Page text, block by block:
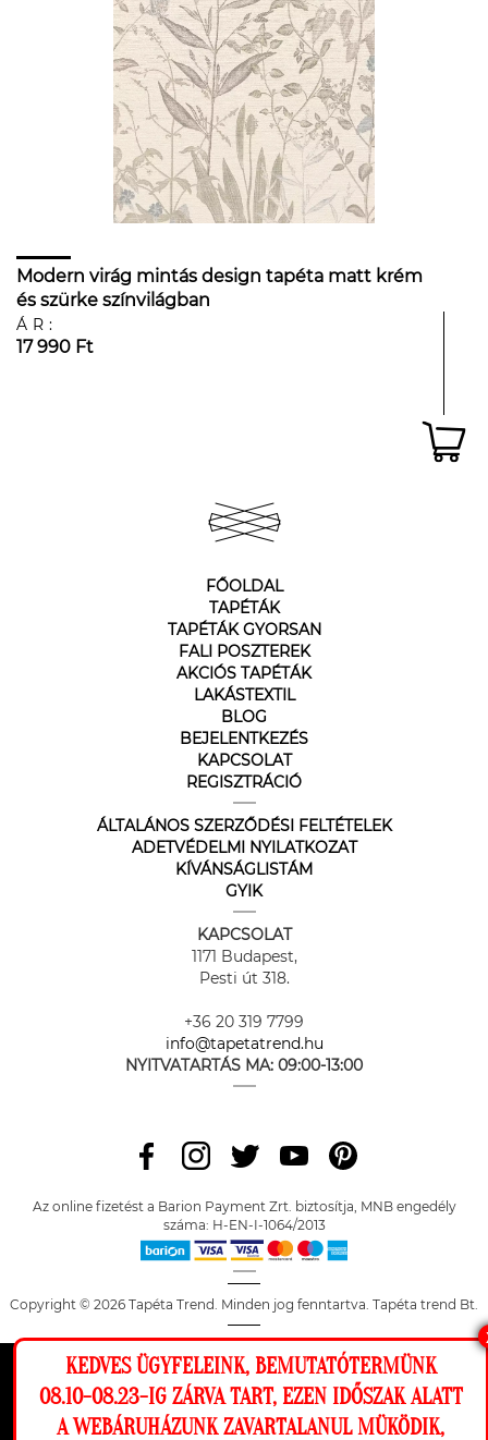
Ez a weboldal cookie-kat használ, hogy a
lehető legjobb élményt nyújtsa honlapunkon.
Modern virág mintás design tapéta matt krém
és szürke színvilágban
ÁR:
17 990 Ft
FŐOLDAL
TAPÉTÁK
TAPÉTÁK GYORSAN
FALI POSZTEREK
AKCIÓS TAPÉTÁK
LAKÁSTEXTIL
BLOG
BEJELENTKEZÉS
KAPCSOLAT
REGISZTRÁCIÓ
ÁLTALÁNOS SZERZŐDÉSI FELTÉTELEK
ADETVÉDELMI NYILATKOZAT
KÍVÁNSÁGLISTÁM
GYIK
KAPCSOLAT
1171 Budapest,
Pesti út 318.
+36 20 319 7799
info@tapetatrend.hu
NYITVATARTÁS MA: 09:00-13:00
Az online fizetést a Barion Payment Zrt. biztosítja, MNB engedély
száma: H-EN-I-1064/2013
Copyright © 2026 Tapéta Trend. Minden jog fenntartva. Tapéta trend Bt.
KEDVES ÜGYFELEINK, BEMUTATÓTERMÜNK
08.10-08.23-IG ZÁRVA TART, EZEN IDŐSZAK ALATT
A WEBÁRUHÁZUNK ZAVARTALANUL MÜKÖDIK,